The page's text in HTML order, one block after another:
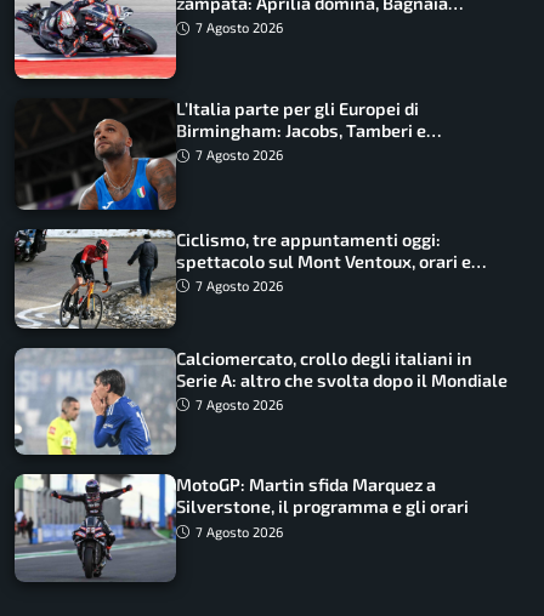
costretto al Q1
7 Agosto 2026
L’Italia parte per gli Europei di
Birmingham: Jacobs, Tamberi e
Battocletti guidano una spedizione
7 Agosto 2026
Ciclismo, tre appuntamenti oggi:
spettacolo sul Mont Ventoux, orari e
come vederli
7 Agosto 2026
Calciomercato, crollo degli italiani in
Serie A: altro che svolta dopo il Mondiale
7 Agosto 2026
MotoGP: Martin sfida Marquez a
Silverstone, il programma e gli orari
7 Agosto 2026